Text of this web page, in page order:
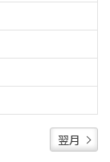
翌月